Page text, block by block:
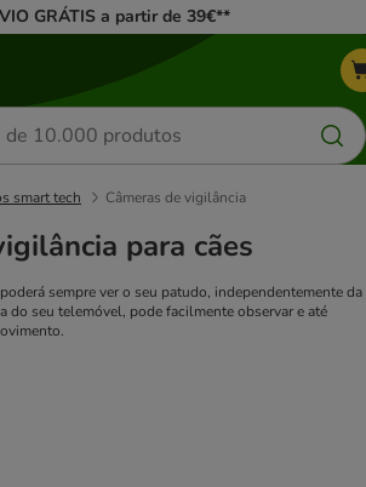
GRÁTIS a partir de 39€**
smart tech Câmeras de vigilância
para cães
sempre ver o seu patudo, independentemente da
do seu telemóvel, pode facilmente observar e até